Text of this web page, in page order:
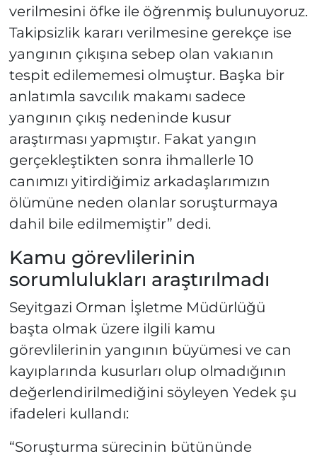
verilmesini öfke ile öğrenmiş bulunuyoruz.
Takipsizlik kararı verilmesine gerekçe ise
yangının çıkışına sebep olan vakıanın
tespit edilememesi olmuştur. Başka bir
anlatımla savcılık makamı sadece
yangının çıkış nedeninde kusur
araştırması yapmıştır. Fakat yangın
gerçekleştikten sonra ihmallerle 10
canımızı yitirdiğimiz arkadaşlarımızın
ölümüne neden olanlar soruşturmaya
dahil bile edilmemiştir” dedi.
Kamu görevlilerinin
sorumlulukları araştırılmadı
Seyitgazi Orman İşletme Müdürlüğü
başta olmak üzere ilgili kamu
görevlilerinin yangının büyümesi ve can
kayıplarında kusurları olup olmadığının
değerlendirilmediğini söyleyen Yedek şu
ifadeleri kullandı:
“Soruşturma sürecinin bütününde